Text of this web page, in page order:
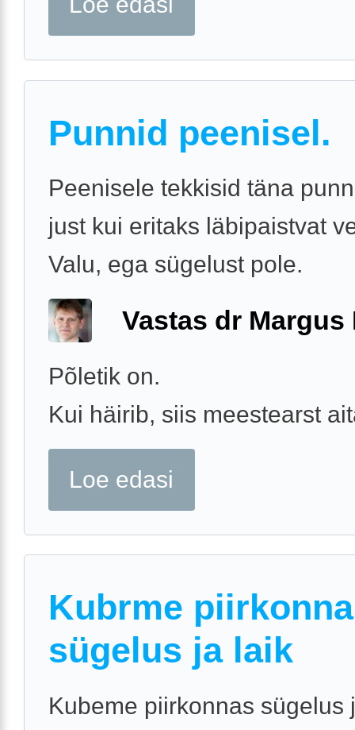
Punnid peenisel.
Peenisele tekkisid täna
just kui eritaks läbipaistvat
Valu, ega sügelust pole.
Vastas dr Margus
Põletik on.
Kui häirib, siis meestearst
Loe edasi
Kubrme
sügelus ja laik
Kubeme piirkonnas sügelus